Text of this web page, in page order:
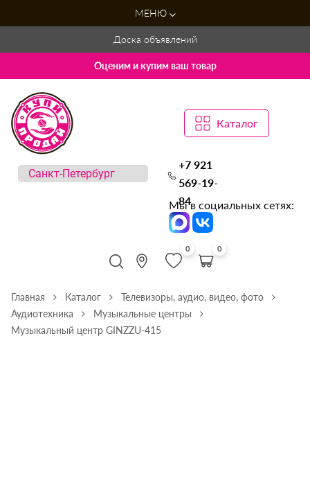
МЕНЮ
Доска объявлений
Оценим и купим ваш товар
Каталог
+7 921
569-19-
84
Мы в социальных сетях:
0 0
Главная Каталог
Телевизоры, аудио, видео, фото
Аудиотехника
Музыкальные центры
Музыкальный центр GINZZU-415